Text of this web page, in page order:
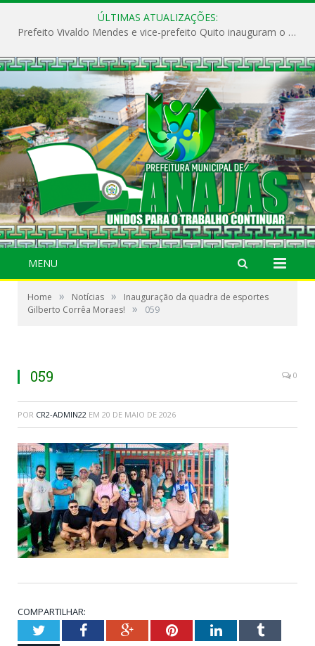
ÚLTIMAS ATUALIZAÇÕES:
Prefeito Vivaldo Mendes e vice-prefeito Quito inauguram o CAPS e fortalecem a saúde pública em Anajás.
MENU
Home » Notícias »
Inauguração da quadra de esportes
Gilberto Corrêa Moraes!
» 059
059 0
POR CR2-ADMIN22 EM 20 DE MAIO DE 2026
COMPARTILHAR:
TwitterFacebookGoogle+PinterestLinkedInTumblr